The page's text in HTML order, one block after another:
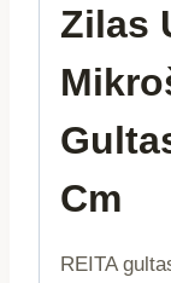
Zilas
Cm
REITA